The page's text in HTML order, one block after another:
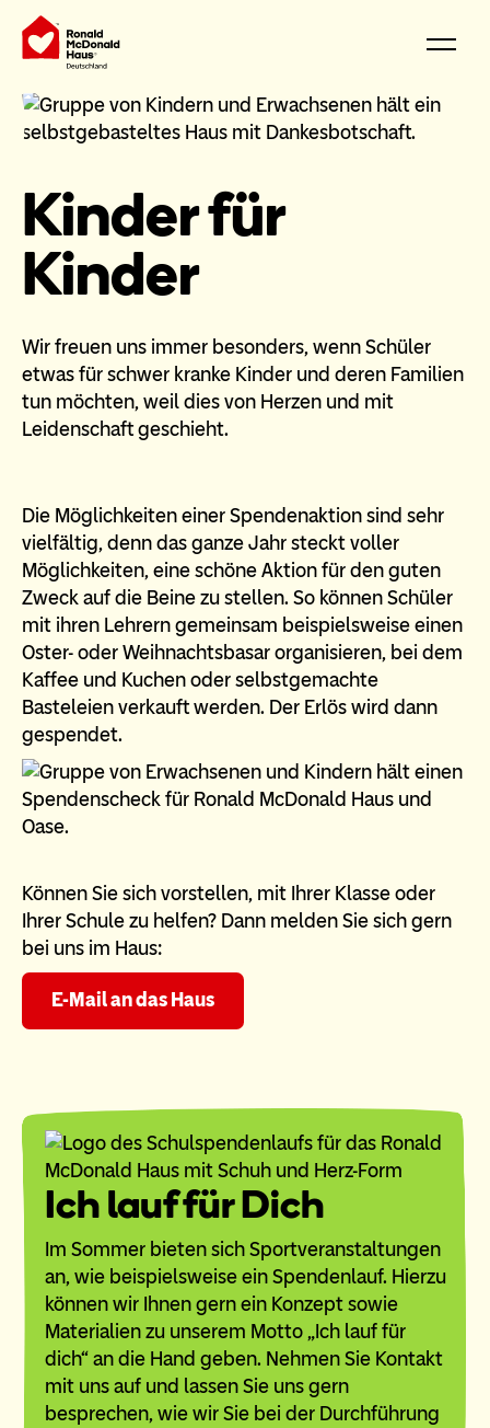
Kinder für
Kinder
Wir freuen uns immer besonders, wenn Schüler
etwas für schwer kranke Kinder und deren Familien
tun möchten, weil dies von Herzen und mit
Leidenschaft geschieht.
Die Möglichkeiten einer Spendenaktion sind sehr
vielfältig, denn das ganze Jahr steckt voller
Möglichkeiten, eine schöne Aktion für den guten
Zweck auf die Beine zu stellen. So können Schüler
mit ihren Lehrern gemeinsam beispielsweise einen
Oster- oder Weihnachtsbasar organisieren, bei dem
Kaffee und Kuchen oder selbstgemachte
Basteleien verkauft werden. Der Erlös wird dann
gespendet.
Können Sie sich vorstellen, mit Ihrer Klasse oder
Ihrer Schule zu helfen? Dann melden Sie sich gern
bei uns im Haus:
E-Mail an das Haus
Ich lauf für Dich
Im Sommer bieten sich Sportveranstaltungen
an, wie beispielsweise ein Spendenlauf. Hierzu
können wir Ihnen gern ein Konzept sowie
Materialien zu unserem Motto „Ich lauf für
dich“ an die Hand geben. Nehmen Sie Kontakt
mit uns auf und lassen Sie uns gern
besprechen, wie wir Sie bei der Durchführung